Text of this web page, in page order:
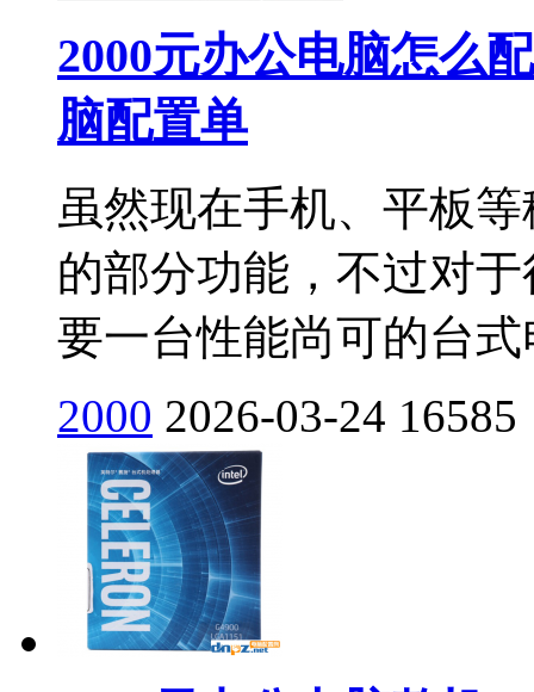
2000元办公电脑怎么
脑配置单
虽然现在手机、平板
的部分功能，不过对
要一台性能尚可的台
2000 2026-03-24 16585